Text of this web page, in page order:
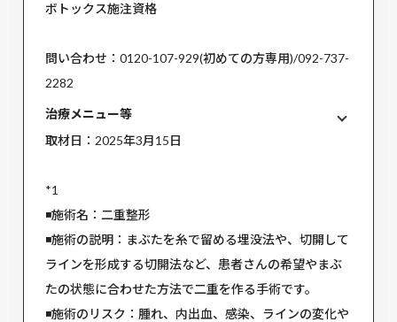
ボトックス施注資格
問い合わせ：0120-107-929(初めての方専用)/092-737-
2282
治療メニュー等
取材日：2025年3月15日
*1
◾️施術名：二重整形
◾️施術の説明：まぶたを糸で留める埋没法や、切開して
ラインを形成する切開法など、患者さんの希望やまぶ
たの状態に合わせた方法で二重を作る手術です。
◾️施術のリスク：腫れ、内出血、感染、ラインの変化や